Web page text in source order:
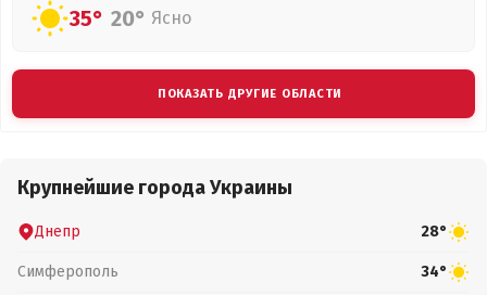
35° 20° Ясно
ПОКАЗАТЬ ДРУГИЕ ОБЛАСТИ
Крупнейшие города Украины
Днепр 28°
Симферополь 34°